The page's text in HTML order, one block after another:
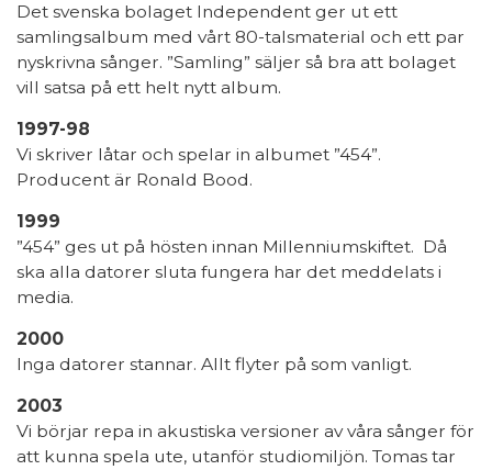
Det svenska bolaget Independent ger ut ett
samlingsalbum med vårt 80-talsmaterial och ett par
nyskrivna sånger. ”Samling” säljer så bra att bolaget
vill satsa på ett helt nytt album.
1997-98
Vi skriver låtar och spelar in albumet ”454”.
Producent är Ronald Bood.
1999
”454” ges ut på hösten innan Millenniumskiftet. Då
ska alla datorer sluta fungera har det meddelats i
media.
2000
Inga datorer stannar. Allt flyter på som vanligt.
2003
Vi börjar repa in akustiska versioner av våra sånger för
att kunna spela ute, utanför studiomiljön. Tomas tar